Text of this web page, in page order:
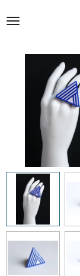
direct
hoofdinhoud